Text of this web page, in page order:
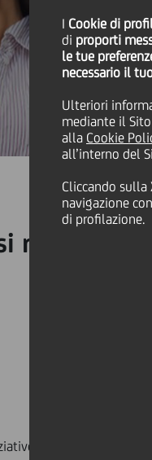
I Cookie di
di proporti
le tue
necessario il
Ulteriori
mediante il
alla Cookie
all’interno del
Cliccando
navigazione
di profilazione.
rivolti a
a contrasto